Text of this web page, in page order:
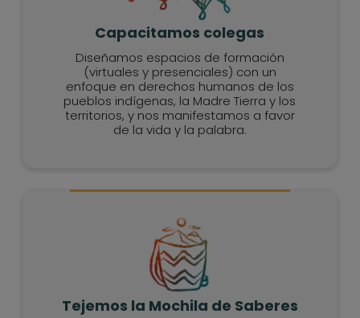
Capacitamos colegas
Diseñamos espacios de formación
(virtuales y presenciales) con un
enfoque en derechos humanos de los
pueblos indígenas, la Madre Tierra y los
territorios, y nos manifestamos a favor
de la vida y la palabra.
Tejemos la Mochila de Saberes